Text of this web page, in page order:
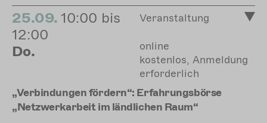
25.09. 10:00 bis
12:00
Do.
Veranstaltung
online
kostenlos, Anmeldung
erforderlich
„Verbindungen fördern“: Erfahrungsbörse
„Netzwerkarbeit im ländlichen Raum“